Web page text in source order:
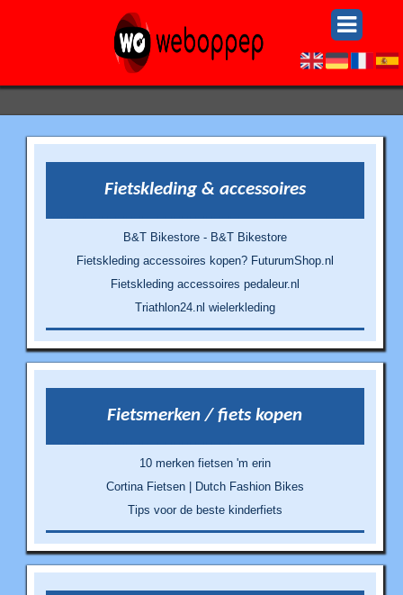
Fietskleding & accessoires
B&T Bikestore - B&T Bikestore
Fietskleding accessoires kopen? FuturumShop.nl
Fietskleding accessoires pedaleur.nl
Triathlon24.nl wielerkleding
Fietsmerken / fiets kopen
10 merken fietsen 'm erin
Cortina Fietsen | Dutch Fashion Bikes
Tips voor de beste kinderfiets